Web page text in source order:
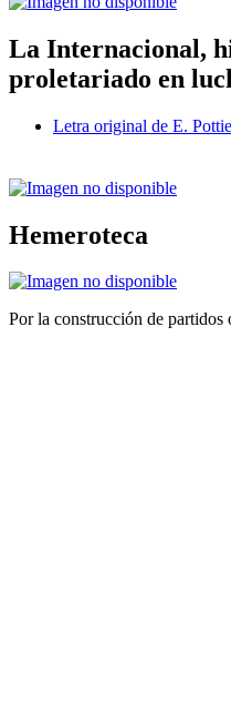
La Internacional,
proletariado en
Letra original de E.
Hemeroteca
Por la construcción de